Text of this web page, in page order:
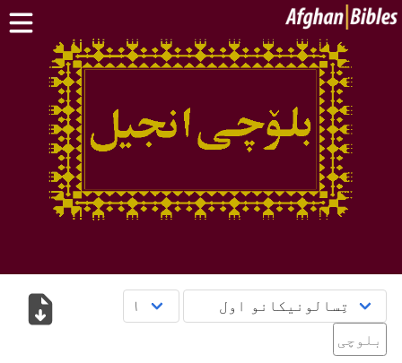
کور پاڼه
سپیڅلی کتاب په دري ژبه
سپیڅلی کتاب په پښتو ژبه
نور: بلوچی
د مبایل اپلېکېشنونو
پوښتنې
Englishبلوچی